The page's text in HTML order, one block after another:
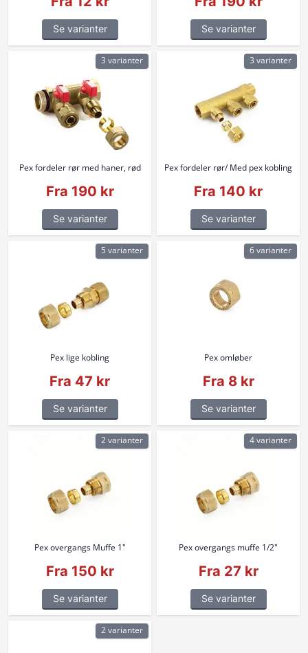
Se varianter Se varianter
Pex fordeler rør med haner, rød
Fra 190 kr
Se varianter
3 varianter
Pex fordeler rør/ Med pex kobling
Fra 140 kr
Se varianter
3 varianter
Pex lige kobling
Fra 47 kr
Se varianter
5 varianter
Pex omløber
Fra 8 kr
Se varianter
6 varianter
Pex overgangs Muffe 1"
Fra 150 kr
Se varianter
2 varianter
Pex overgangs muffe 1/2"
Fra 27 kr
Se varianter
4 varianter
2 varianter